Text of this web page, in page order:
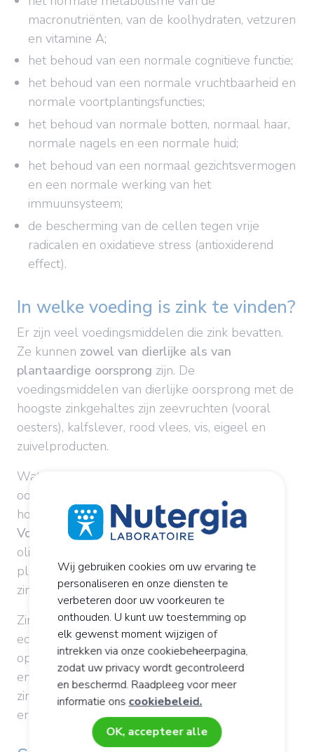
macronutriënten, van de koolhydraten, vetzuren
en vitamine A;
het behoud van een normale cognitieve functie;
het behoud van een normale vruchtbaarheid en
normale voortplantingsfuncties;
het behoud van normale botten, normaal haar,
normale nagels en een normale huid;
het behoud van een normaal gezichtsvermogen
en een normale werking van het
immuunsysteem;
de bescherming van de cellen tegen vrije
radicalen en oxidatieve stress (antioxiderend
effect).
In welke voeding is zink te vinden?
Er zijn veel voedingsmiddelen die zink bevatten.
Ze kunnen zowel van dierlijke als van
plantaardige oorsprong zijn. De
voedingsmiddelen van dierlijke oorsprong met de
hoogste zinkgehaltes zijn zeevruchten (vooral
oesters), kalfslever, rood vlees, vis, eigeel en
zuivelproducten.
Wat de voedingsmiddelen van plantaardige
oorsprong betreft, is zink in zeer kleine
hoeveelheden aanwezig in groente en fruit.
Volkoren granen,gedroogde groenten en
oliehoudende vruchten en zaden zijn de
plantaardige voedingsmiddelen die het meeste
zink bevatten...
Zink uitplantaardige voedingsmiddelenwordt
echter minder goed door het lichaam
opgenomen. Wat verklaart waarom vegetariërs
en veganisten een groter risico lopen op een
zinktekort. Thee en koffie zouden de absorptie
ervan ook verminderen.
Wij gebruiken cookies om uw ervaring te
personaliseren en onze diensten te
verbeteren door uw voorkeuren te
onthouden. U kunt uw toestemming op
elk gewenst moment wijzigen of
intrekken via onze cookiebeheerpagina,
zodat uw privacy wordt gecontroleerd
en beschermd. Raadpleeg voor meer
informatie ons cookiebeleid.
OK, accepteer alle